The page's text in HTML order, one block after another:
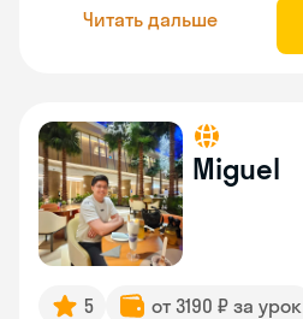
Читать дальше
Miguel
5 от 3190 ₽ за урок